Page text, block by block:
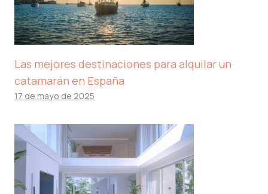
Las mejores destinaciones para alquilar un
catamarán en España
17 de mayo de 2025